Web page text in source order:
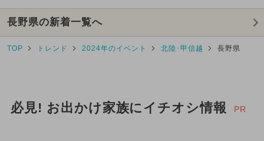
長野県の新着一覧へ
TOP トレンド 2024年のイベント 北陸･甲信越 長野県
必見! お出かけ家族にイチオシ情報 PR